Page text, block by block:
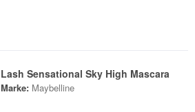
Lash Sensational Sky High Mascara
Marke: Maybelline